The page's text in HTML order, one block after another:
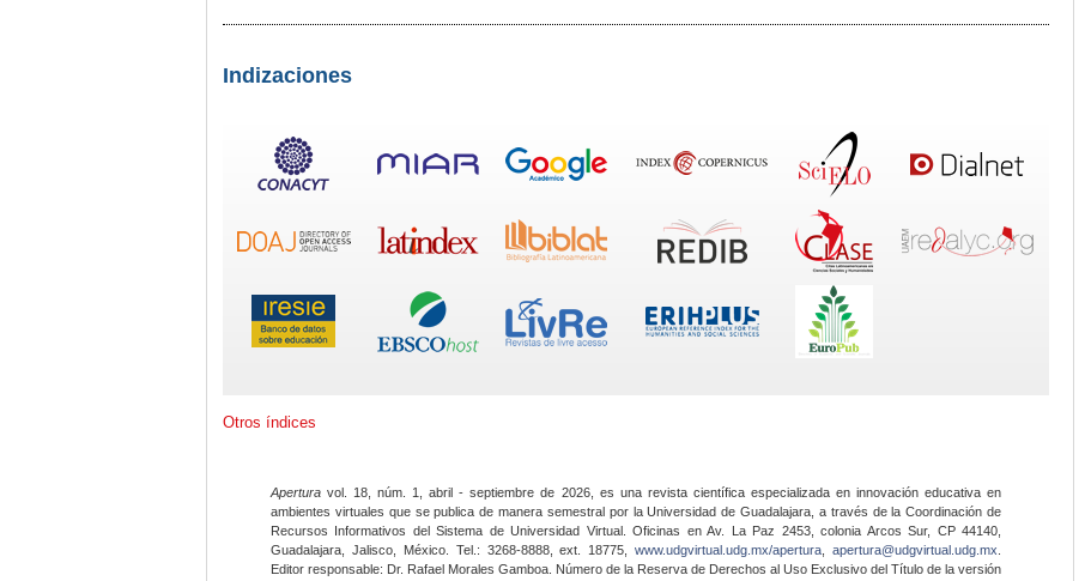
Indizaciones
Otros índices
Apertura vol. 18, núm. 1, abril - septiembre de 2026, es una revista científica especializada en innovación educativa en
ambientes virtuales que se publica de manera semestral por la Universidad de Guadalajara, a través de la Coordinación de
Recursos Informativos del Sistema de Universidad Virtual. Oficinas en Av. La Paz 2453, colonia Arcos Sur, CP 44140,
Guadalajara, Jalisco, México. Tel.: 3268-8888, ext. 18775,www.udgvirtual.udg.mx/apertura apertura@udgvirtual.udg.mx
Editor responsable: Dr. Rafael Morales Gamboa. Número de la Reserva de Derechos al Uso Exclusivo del Título de la versión